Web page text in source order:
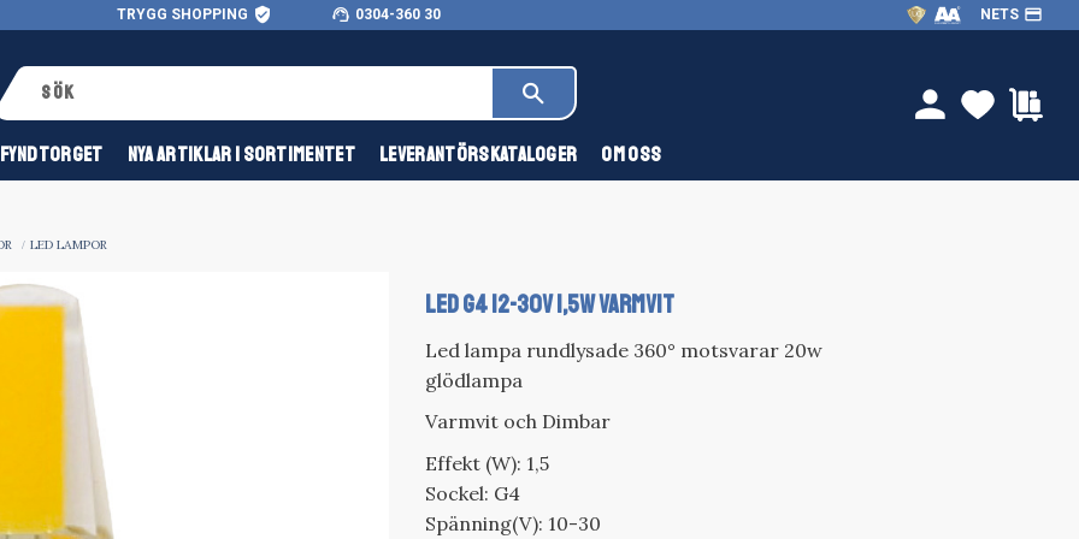
TRYGG SHOPPING verified_user support_agent 0304-360 30 NETS payment
person
FYNDTORGET NYA ARTIKLAR I SORTIMENTET LEVERANTÖRSKATALOGER OM OSS
LED LAMPOR
LED G4 12-30V 1,5W VARMVIT
Led lampa rundlysade 360° motsvarar 20w
glödlampa
Varmvit och Dimbar
Effekt (W): 1,5
Sockel: G4
Spänning(V): 10-30